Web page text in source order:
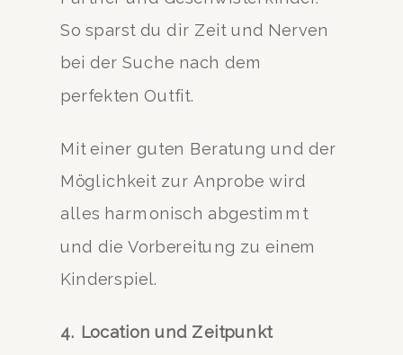
So sparst du dir Zeit und Nerven
bei der Suche nach dem
perfekten Outfit.
Mit einer guten Beratung und der
Möglichkeit zur Anprobe wird
alles harmonisch abgestimmt
und die Vorbereitung zu einem
Kinderspiel.
4. Location und Zeitpunkt